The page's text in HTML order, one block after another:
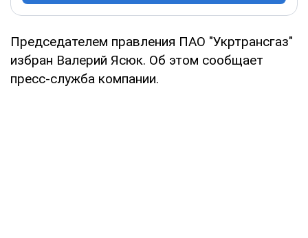
Председателем правления ПАО "Укртрансгаз"
избран Валерий Ясюк. Об этом сообщает
пресс-служба компании.